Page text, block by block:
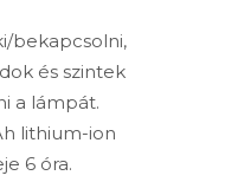
bekapcsolni,
és szintek
a lámpát.
lithium-ion
6 óra.